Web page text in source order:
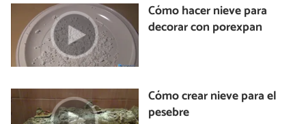
Cómo hacer nieve para
decorar con porexpan
Cómo crear nieve para el
pesebre